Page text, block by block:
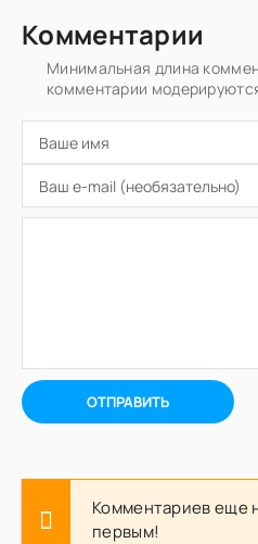
Комментарии
Минимальная длина
комментарии
ОТПРАВИТЬ
Комментариев еще
первым!